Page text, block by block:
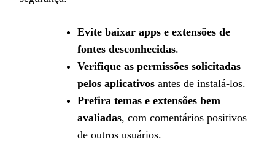
Evite baixar apps e extensões de
fontes desconhecidas.
Verifique as permissões solicitadas
pelos aplicativos antes de instalá-los.
Prefira temas e extensões bem
avaliadas, com comentários positivos
de outros usuários.